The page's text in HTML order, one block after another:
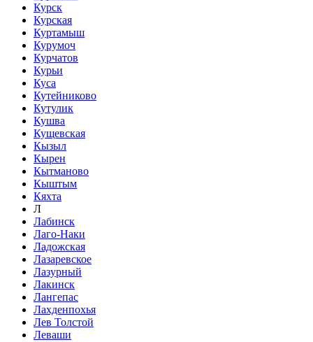
Курск
Курская
Куртамыш
Курумоч
Курчатов
Курьи
Куса
Кутейниково
Кутулик
Кушва
Кущевская
Кызыл
Кырен
Кытманово
Кыштым
Кяхта
Л
Лабинск
Лаго-Наки
Ладожская
Лазаревское
Лазурный
Лакинск
Лангепас
Лахденпохья
Лев Толстой
Леваши